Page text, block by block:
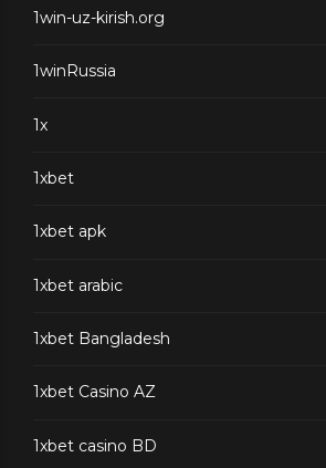
1win-uz-kirish.org
1winRussia
1x
1xbet
1xbet apk
1xbet arabic
1xbet Bangladesh
1xbet Casino AZ
1xbet casino BD